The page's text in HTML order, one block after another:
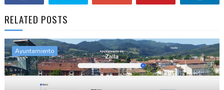
RELATED POSTS
Ayuntamiento